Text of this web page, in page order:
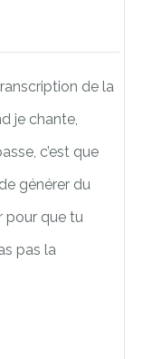
de la
je chante,
c’est que
générer du
pour que tu
pas la